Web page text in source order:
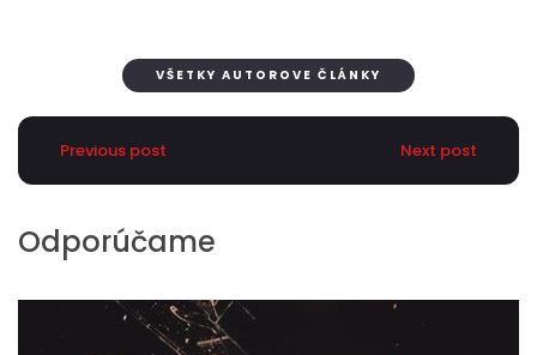
VŠETKY AUTOROVE ČLÁNKY
Previous post Next post
Odporúčame